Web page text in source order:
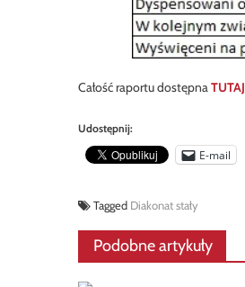
Całość raportu dostępnaTUTAJ
Udostępnij:
E-mail
Tagged Diakonat stały
Podobne artykuły